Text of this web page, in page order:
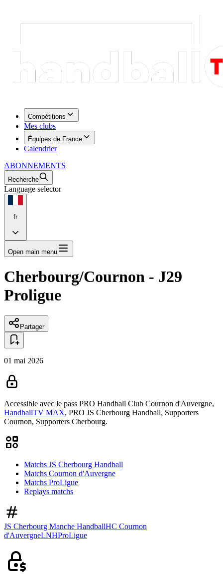
Compétitions
Mes clubs
Équipes de France
Calendrier
ABONNEMENTS
Recherche
Language selector
fr
Open main menu
Cherbourg/Cournon - J29
Proligue
Partager
01 mai 2026
Accessible avec le pass PRO Handball Club Cournon d'Auvergne,
HandballTV MAX, PRO JS Cherbourg Handball, Supporters
Cournon, Supporters Cherbourg.
Matchs JS Cherbourg Handball
Matchs Cournon d'Auvergne
Matchs ProLigue
Replays matchs
JS Cherbourg Manche HandballHC Cournon
d'AuvergneLNHProLigue